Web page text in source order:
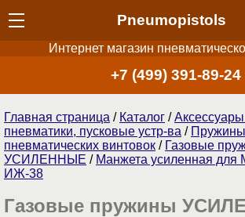
Pneumopistols
Интернет магазин
+7 (499) 391-89-24
Главная страница / Каталог /
пневматики, пусковые устр-ва /
пневматических винтовок / Газовые
УСИЛЕННЫЕ / Манжета усиленная
ИЖ-38
Газовые пружины